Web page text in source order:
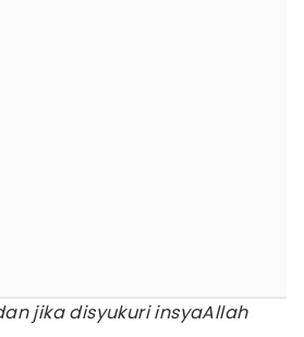
jika disyukuri insyaAllah